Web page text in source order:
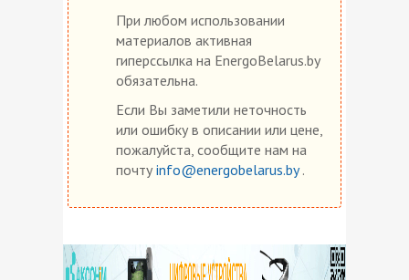
При любом использовании
материалов активная
гиперссылка на EnergoBelarus.by
обязательна.
Если Вы заметили неточность
или ошибку в описании или цене,
пожалуйста, сообщите нам на
почту info@energobelarus.by.